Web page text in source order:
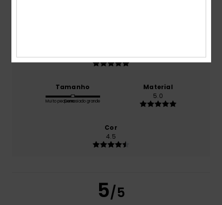
5.0
Tamanho
Muito pequenoDemasiado grande
Material
5.0
Cor
4.5
5/5